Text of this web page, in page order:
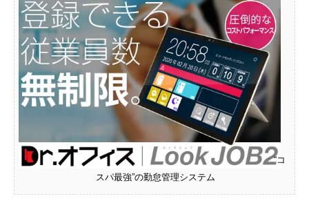
“コ
スパ最強”の勤怠管理システム